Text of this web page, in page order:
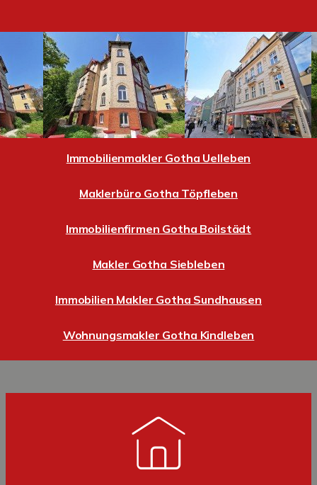
Immobilienmakler Gotha Uelleben
Maklerbüro Gotha Töpfleben
Immobilienfirmen Gotha Boilstädt
Makler Gotha Siebleben
Immobilien Makler Gotha Sundhausen
Wohnungsmakler Gotha Kindleben